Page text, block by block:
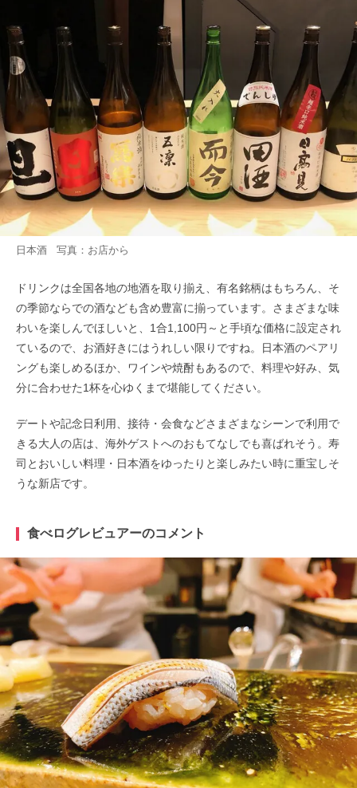
日本酒 写真：お店から
ドリンクは全国各地の地酒を取り揃え、有名銘柄はもちろん、そ
の季節ならでの酒なども含め豊富に揃っています。さまざまな味
わいを楽しんでほしいと、1合1,100円～と手頃な価格に設定され
ているので、お酒好きにはうれしい限りですね。日本酒のペアリ
ングも楽しめるほか、ワインや焼酎もあるので、料理や好み、気
分に合わせた1杯を心ゆくまで堪能してください。
デートや記念日利用、接待・会食などさまざまなシーンで利用で
きる大人の店は、海外ゲストへのおもてなしでも喜ばれそう。寿
司とおいしい料理・日本酒をゆったりと楽しみたい時に重宝しそ
うな新店です。
食べログレビュアーのコメント